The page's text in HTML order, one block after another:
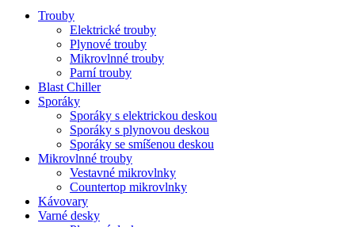
Trouby
Elektrické trouby
Plynové trouby
Mikrovlnné trouby
Parní trouby
Blast Chiller
Sporáky
Sporáky s elektrickou deskou
Sporáky s plynovou deskou
Sporáky se smíšenou deskou
Mikrovlnné trouby
Vestavné mikrovlnky
Countertop mikrovlnky
Kávovary
Varné desky